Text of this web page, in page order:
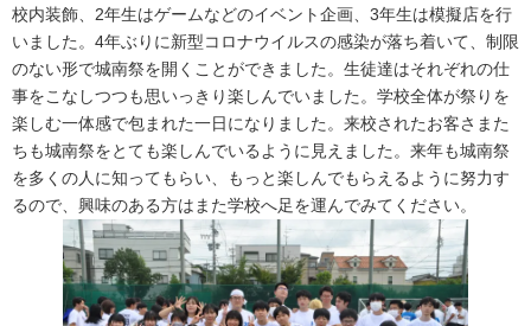
校内装飾、2年生はゲームなどのイベント企画、3年生は模擬店を行
いました。4年ぶりに新型コロナウイルスの感染が落ち着いて、制限
のない形で城南祭を開くことができました。生徒達はそれぞれの仕
事をこなしつつも思いっきり楽しんでいました。学校全体が祭りを
楽しむ一体感で包まれた一日になりました。来校されたお客さまた
ちも城南祭をとても楽しんでいるように見えました。来年も城南祭
を多くの人に知ってもらい、もっと楽しんでもらえるように努力す
るので、興味のある方はまた学校へ足を運んでみてください。